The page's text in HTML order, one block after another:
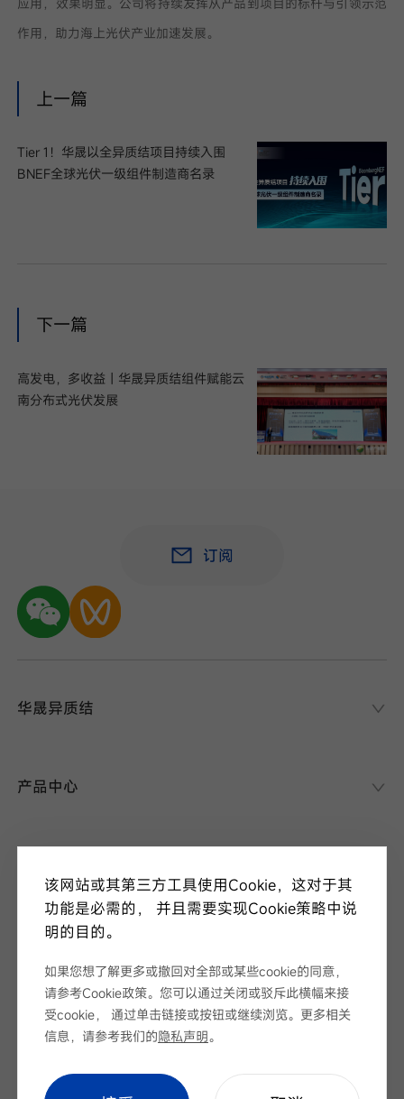
作用，助力海上光伏产业加速发展。
上一篇
Tier 1！华晟以全异质结项目持续入围
BNEF全球光伏一级组件制造商名录
下一篇
高发电，多收益｜华晟异质结组件赋能云
南分布式光伏发展
订阅
华晟异质结
产品中心
异质结组件
项目案例
走进华晟
研发实力
华晟荣誉
视频
新闻中心
新闻资讯
展会论坛
招标公告
服务支持
序列号查询
Cookie Setting | 网站地图 隐私声明
该网站或其第三方工具使用Cookie，这对于其
功能是必需的， 并且需要实现Cookie策略中说
明的目的。
如果您想了解更多或撤回对全部或某些cookie的同意，
请参考Cookie政策。您可以通过关闭或驳斥此横幅来接
受cookie， 通过单击链接或按钮或继续浏览。更多相关
信息，请参考我们的隐私声明。